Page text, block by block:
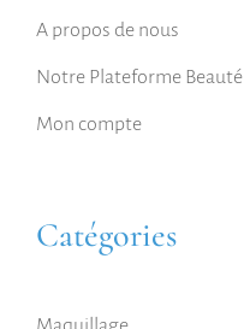
A propos de nous
Notre Plateforme Beauté
Mon compte
Catégories